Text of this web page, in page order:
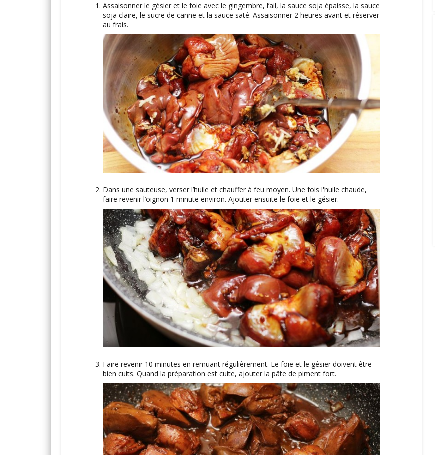
Assaisonner le gésier et le foie avec le gingembre, l’ail, la sauce soja épaisse, la sauce
soja claire, le sucre de canne et la sauce saté. Assaisonner 2 heures avant et réserver
au frais.
Dans une sauteuse, verser l’huile et chauffer à feu moyen. Une fois l'huile chaude,
faire revenir l’oignon 1 minute environ. Ajouter ensuite le foie et le gésier.
Faire revenir 10 minutes en remuant régulièrement. Le foie et le gésier doivent être
bien cuits. Quand la préparation est cuite, ajouter la pâte de piment fort.